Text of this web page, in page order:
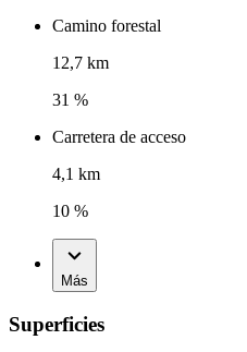
Camino forestal
12,7 km
31 %
Carretera de acceso
4,1 km
10 %
Más
Superficies